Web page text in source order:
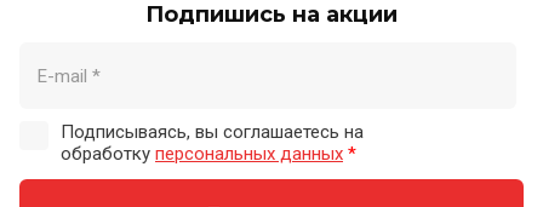
Подпишись на акции
Подписываясь, вы соглашаетесь на
обработку персональных данных *